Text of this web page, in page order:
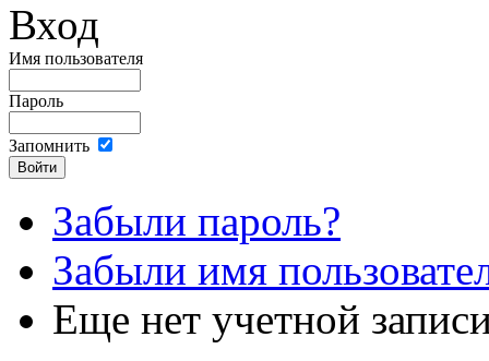
Вход
Имя пользователя
Пароль
Запомнить
Забыли пароль?
Забыли имя
Еще нет учетной